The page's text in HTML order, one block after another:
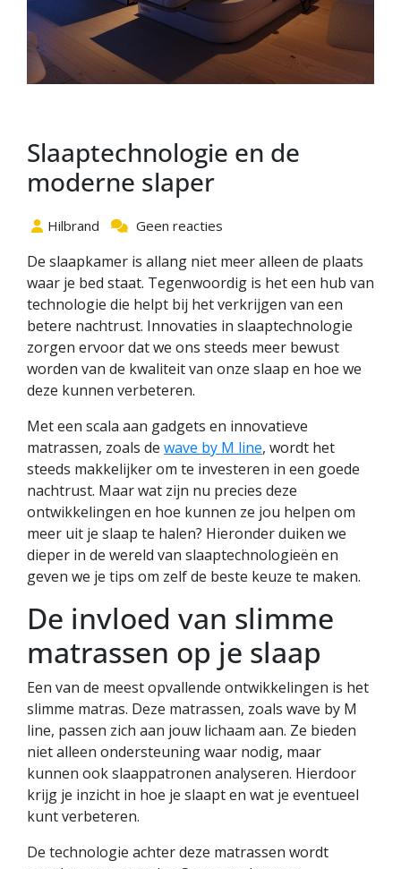
Slaaptechnologie en de
moderne slaper
Hilbrand Geen reacties
De slaapkamer is allang niet meer alleen de plaats
waar je bed staat. Tegenwoordig is het een hub van
technologie die helpt bij het verkrijgen van een
betere nachtrust. Innovaties in slaaptechnologie
zorgen ervoor dat we ons steeds meer bewust
worden van de kwaliteit van onze slaap en hoe we
deze kunnen verbeteren.
Met een scala aan gadgets en innovatieve
matrassen, zoals de wave by M line, wordt het
steeds makkelijker om te investeren in een goede
nachtrust. Maar wat zijn nu precies deze
ontwikkelingen en hoe kunnen ze jou helpen om
meer uit je slaap te halen? Hieronder duiken we
dieper in de wereld van slaaptechnologieën en
geven we je tips om zelf de beste keuze te maken.
De invloed van slimme
matrassen op je slaap
Een van de meest opvallende ontwikkelingen is het
slimme matras. Deze matrassen, zoals wave by M
line, passen zich aan jouw lichaam aan. Ze bieden
niet alleen ondersteuning waar nodig, maar
kunnen ook slaappatronen analyseren. Hierdoor
krijg je inzicht in hoe je slaapt en wat je eventueel
kunt verbeteren.
De technologie achter deze matrassen wordt